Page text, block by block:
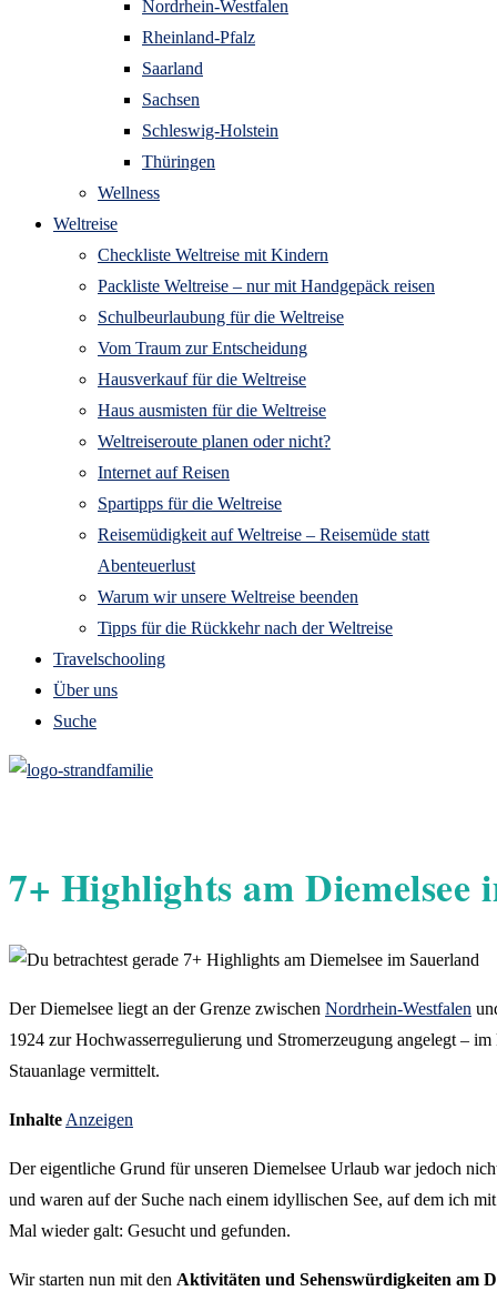
Nordrhein-Westfalen
Rheinland-Pfalz
Saarland
Sachsen
Schleswig-Holstein
Thüringen
Wellness
Weltreise
Checkliste Weltreise mit Kindern
Packliste Weltreise – nur mit Handgepäck reisen
Schulbeurlaubung für die Weltreise
Vom Traum zur Entscheidung
Hausverkauf für die Weltreise
Haus ausmisten für die Weltreise
Weltreiseroute planen oder nicht?
Internet auf Reisen
Spartipps für die Weltreise
Reisemüdigkeit auf Weltreise – Reisemüde statt
Abenteuerlust
Warum wir unsere Weltreise beenden
Tipps für die Rückkehr nach der Weltreise
Travelschooling
Über uns
Suche
7+ Highlights am Diemelsee
Der Diemelsee liegt an der Grenze zwischen Nordrhein-Westfalen
1924 zur Hochwasserregulierung und Stromerzeugung angelegt –
Stauanlage vermittelt.
InhalteAnzeigen
Der eigentliche Grund für unseren Diemelsee Urlaub war jedoch
und waren auf der Suche nach einem idyllischen See, auf dem ich
Mal wieder galt: Gesucht und gefunden.
Wir starten nun mit den Aktivitäten und Sehenswürdigkeiten am